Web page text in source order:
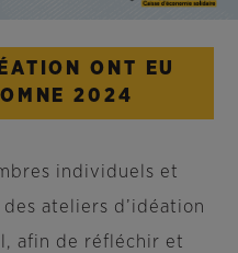
ONT EU
2024
individuels et
ateliers d’idéation
afin de réfléchir et